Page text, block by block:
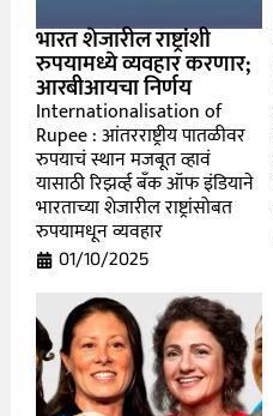
भारत शेजारील राष्ट्रांशी
रुपयामध्ये व्यवहार करणार;
आरबीआयचा निर्णय
Internationalisation of
Rupee : आंतरराष्ट्रीय पातळीवर
रुपयाचं स्थान मजबूत व्हावं
यासाठी रिझर्व्ह बँक ऑफ इंडियाने
भारताच्या शेजारील राष्ट्रांसोबत
रुपयामधून व्यवहार
01/10/2025